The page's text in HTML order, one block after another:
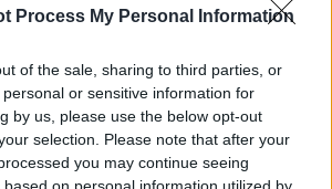
Process My Personal Information
of the sale, sharing to third parties, or
or sensitive information for
by us, please use the below opt-out
selection. Please note that after your
you may continue seeing
on personal information utilized by
από άγνωστη αιτία. Ο δε
της κλινικής της εικόνας την
Πολεμικού Ναυτικού για το